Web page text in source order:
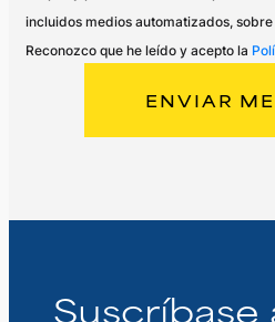
incluidos medios automatizados,
Reconozco que he leído y acepto la
Suscríbase